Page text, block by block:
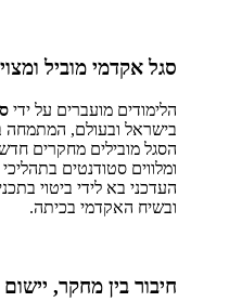
סגל אקדמי מוביל
הלימודים מועברים על ידי
בישראל ובעולם, המתמחה
הסגל מובילים מחקרים
ומלווים סטודנטים
העדכני בא לידי ביטוי
ובשיח האקדמי בכיתה.
חיבור בין מחקר,